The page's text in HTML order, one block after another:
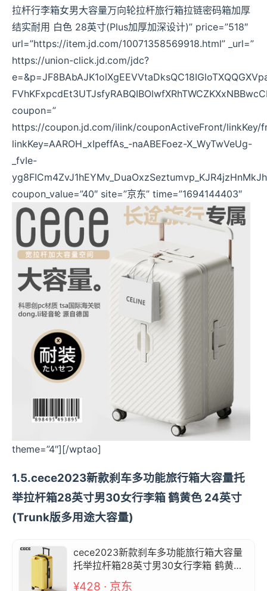
拉杆行李箱女男大容量万向轮拉杆旅行箱拉链密码箱加厚
结实耐用 白色 28英寸(Plus加厚加深设计)” price=”518″
url=”https://item.jd.com/10071358569918.html” _url=”
https://union-click.jd.com/jdc?
coupon=”
https://coupon.jd.com/ilink/couponActiveFront/linkKey/
linkKey=AAROH_xIpeffAs_-naABEFoez-X_WyTwVeUg-
_fvIe-
coupon_value=”40″ site=”京东” time=”1694144403″
theme=”4″][/wptao]
1.5.cece2023新款刹车多功能旅行箱大容量托
举拉杆箱28英寸男30女行李箱 鹤黄色 24英寸
(Trunk版多用途大容量)
cece2023新款刹车多功能旅行箱大容量
托举拉杆箱28英寸男30女行李箱 鹤黄色
24英寸(Trunk版多用途大容量)
¥428 · 京东